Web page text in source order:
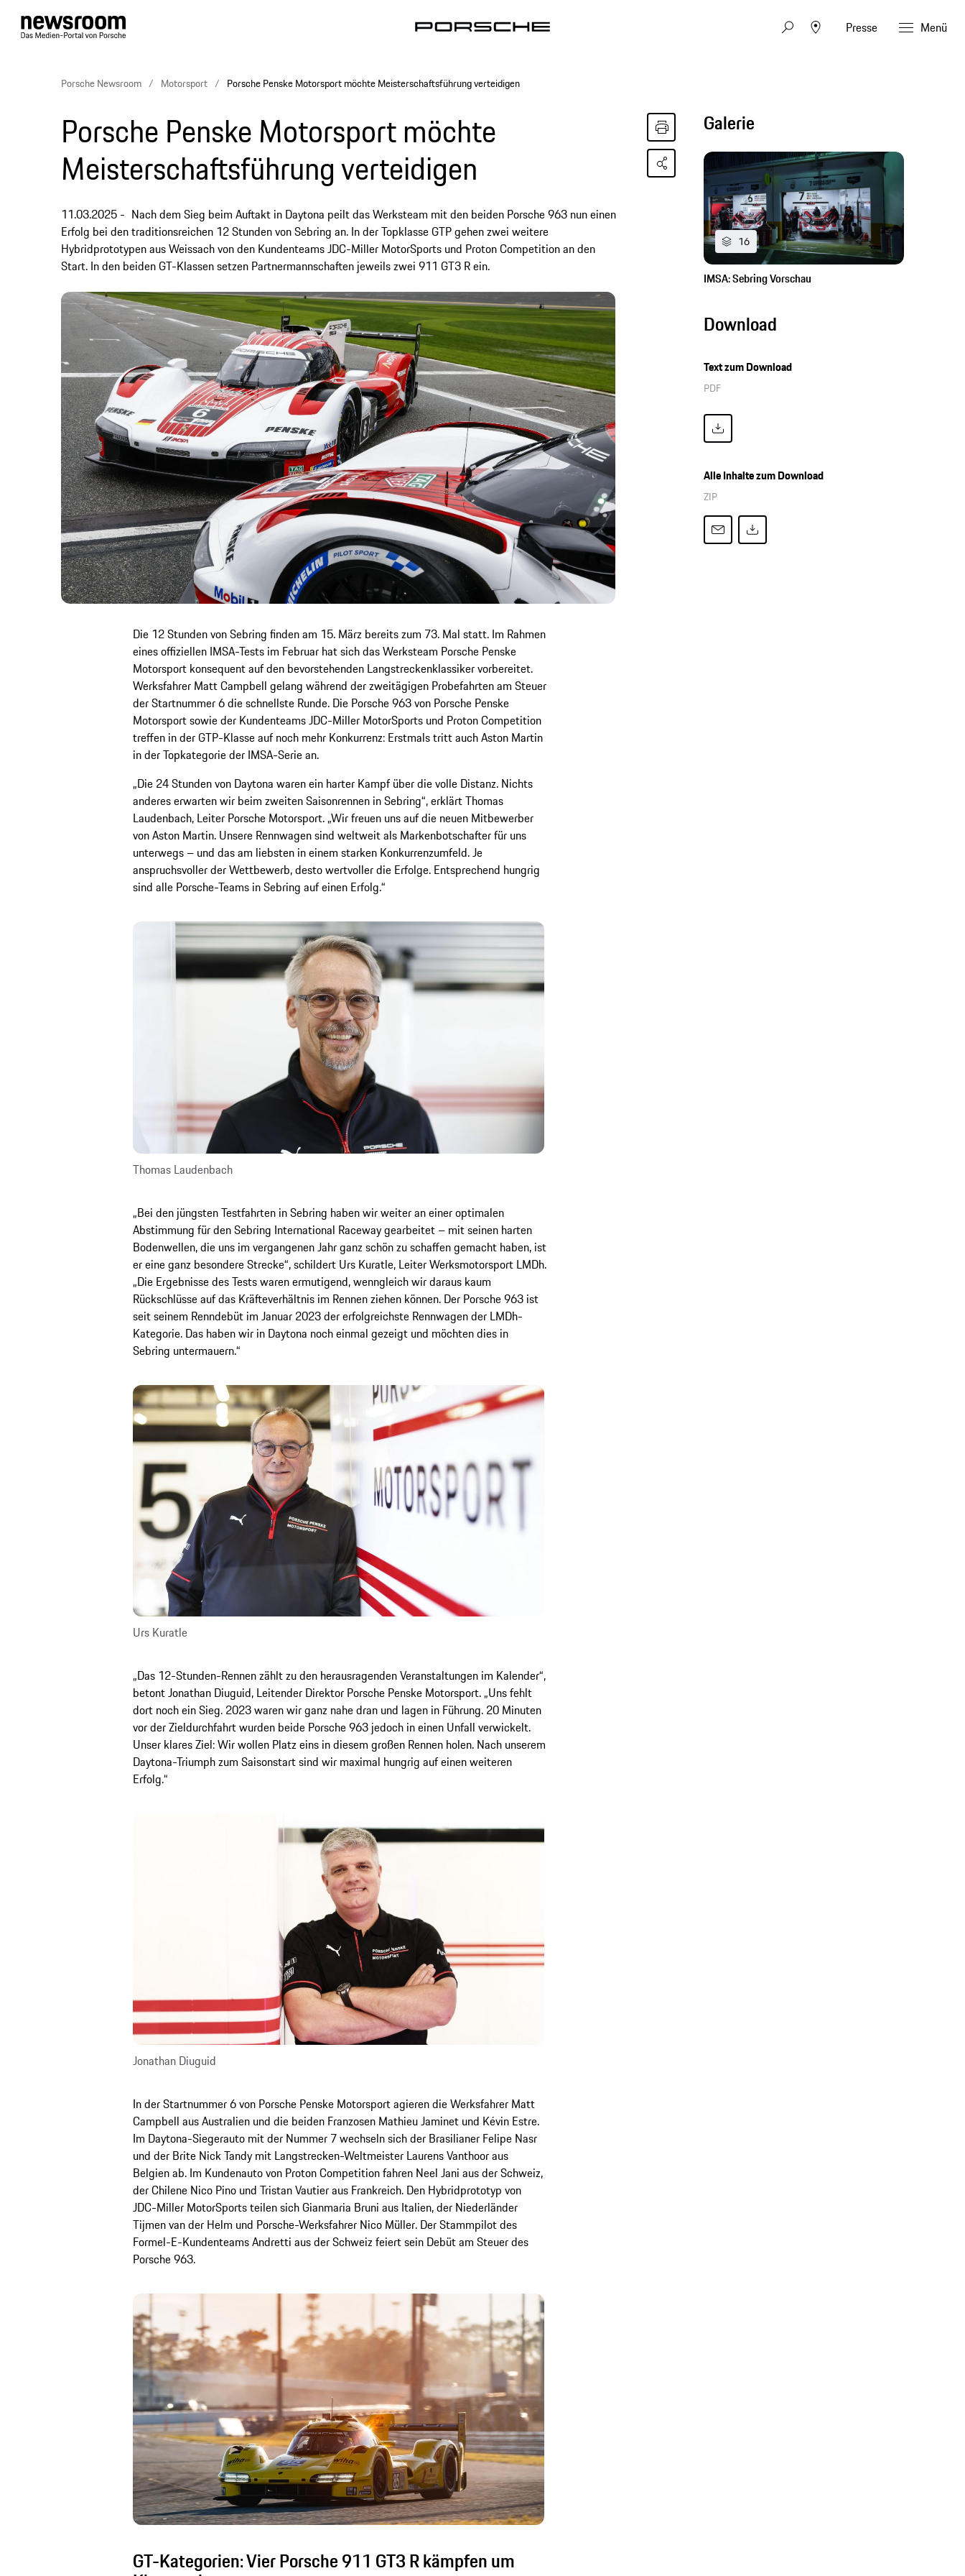
Presse Menü
Porsche Newsroom Motorsport Porsche Penske Motorsport möchte Meisterschaftsführung verteidigen
Porsche Penske Motorsport möchte
Meisterschaftsführung verteidigen
11.03.2025
Nach dem Sieg beim Auftakt in Daytona peilt das Werksteam mit den beiden Porsche 963 nun einen
Erfolg bei den traditionsreichen 12 Stunden von Sebring an. In der Topklasse GTP gehen zwei weitere
Hybridprototypen aus Weissach von den Kundenteams JDC-Miller MotorSports und Proton Competition an den
Start. In den beiden GT-Klassen setzen Partnermannschaften jeweils zwei 911 GT3 R ein.
Die 12 Stunden von Sebring finden am 15. März bereits zum 73. Mal statt. Im Rahmen
eines offiziellen IMSA-Tests im Februar hat sich das Werksteam Porsche Penske
Motorsport konsequent auf den bevorstehenden Langstreckenklassiker vorbereitet.
Werksfahrer Matt Campbell gelang während der zweitägigen Probefahrten am Steuer
der Startnummer 6 die schnellste Runde. Die Porsche 963 von Porsche Penske
Motorsport sowie der Kundenteams JDC-Miller MotorSports und Proton Competition
treffen in der GTP-Klasse auf noch mehr Konkurrenz: Erstmals tritt auch Aston Martin
in der Topkategorie der IMSA-Serie an.
„Die 24 Stunden von Daytona waren ein harter Kampf über die volle Distanz. Nichts
anderes erwarten wir beim zweiten Saisonrennen in Sebring“, erklärt Thomas
Laudenbach, Leiter Porsche Motorsport. „Wir freuen uns auf die neuen Mitbewerber
von Aston Martin. Unsere Rennwagen sind weltweit als Markenbotschafter für uns
unterwegs – und das am liebsten in einem starken Konkurrenzumfeld. Je
anspruchsvoller der Wettbewerb, desto wertvoller die Erfolge. Entsprechend hungrig
sind alle Porsche-Teams in Sebring auf einen Erfolg.“
Thomas Laudenbach
„Bei den jüngsten Testfahrten in Sebring haben wir weiter an einer optimalen
Abstimmung für den Sebring International Raceway gearbeitet – mit seinen harten
Bodenwellen, die uns im vergangenen Jahr ganz schön zu schaffen gemacht haben, ist
er eine ganz besondere Strecke“, schildert Urs Kuratle, Leiter Werksmotorsport LMDh.
„Die Ergebnisse des Tests waren ermutigend, wenngleich wir daraus kaum
Rückschlüsse auf das Kräfteverhältnis im Rennen ziehen können. Der Porsche 963 ist
seit seinem Renndebüt im Januar 2023 der erfolgreichste Rennwagen der LMDh-
Kategorie. Das haben wir in Daytona noch einmal gezeigt und möchten dies in
Sebring untermauern.“
Urs Kuratle
„Das 12-Stunden-Rennen zählt zu den herausragenden Veranstaltungen im Kalender“,
betont Jonathan Diuguid, Leitender Direktor Porsche Penske Motorsport. „Uns fehlt
dort noch ein Sieg. 2023 waren wir ganz nahe dran und lagen in Führung. 20 Minuten
vor der Zieldurchfahrt wurden beide Porsche 963 jedoch in einen Unfall verwickelt.
Unser klares Ziel: Wir wollen Platz eins in diesem großen Rennen holen. Nach unserem
Daytona-Triumph zum Saisonstart sind wir maximal hungrig auf einen weiteren
Erfolg.“
Jonathan Diuguid
In der Startnummer 6 von Porsche Penske Motorsport agieren die Werksfahrer Matt
Campbell aus Australien und die beiden Franzosen Mathieu Jaminet und Kévin Estre.
Im Daytona-Siegerauto mit der Nummer 7 wechseln sich der Brasilianer Felipe Nasr
und der Brite Nick Tandy mit Langstrecken-Weltmeister Laurens Vanthoor aus
Belgien ab. Im Kundenauto von Proton Competition fahren Neel Jani aus der Schweiz,
der Chilene Nico Pino und Tristan Vautier aus Frankreich. Den Hybridprototyp von
JDC-Miller MotorSports teilen sich Gianmaria Bruni aus Italien, der Niederländer
Tijmen van der Helm und Porsche-Werksfahrer Nico Müller. Der Stammpilot des
Formel-E-Kundenteams Andretti aus der Schweiz feiert sein Debüt am Steuer des
Porsche 963.
GT-Kategorien: Vier Porsche 911 GT3 R kämpfen um
Galerie
16
IMSA: Sebring Vorschau
Download
Text zum Download
PDF
Alle Inhalte zum Download
ZIP